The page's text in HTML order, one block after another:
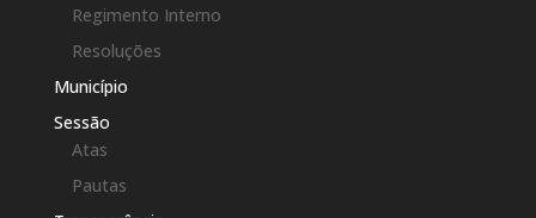
Regimento Interno
Resoluções
Município
Sessão
Atas
Pautas